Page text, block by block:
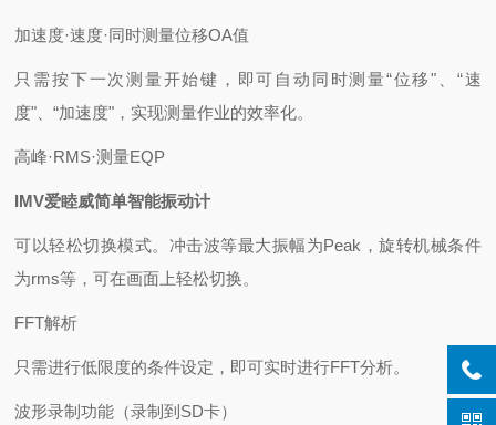
加速度·速度·同时测量位移OA值
只需按下一次测量开始键，即可自动同时测量“位移"、“速
度"、“加速度"，实现测量作业的效率化。
高峰·RMS·测量EQP
IMV爱睦威简单智能振动计
可以轻松切换模式。冲击波等最大振幅为Peak，旋转机械条件
为rms等，可在画面上轻松切换。
FFT解析
只需进行低限度的条件设定，即可实时进行FFT分析。
波形录制功能（录制到SD卡）